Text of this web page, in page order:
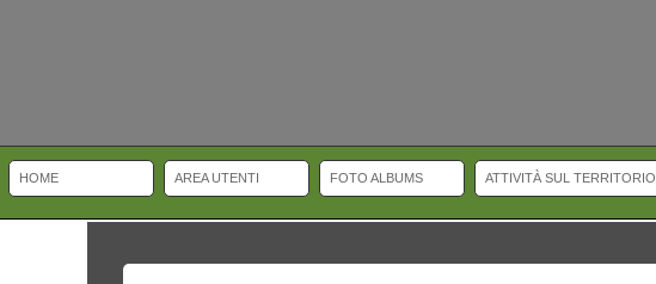
HOME AREA UTENTI FOTO ALBUMS ATTIVITÀ SUL TERRITORIO